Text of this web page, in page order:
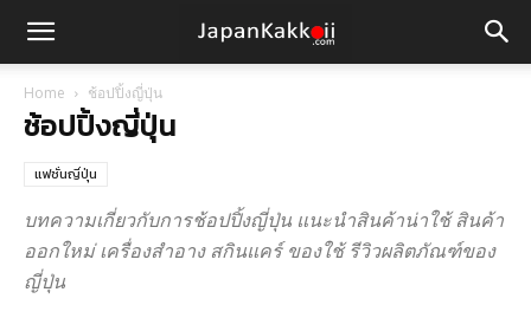
Home ช้อปปิ้งญี่ปุ่น
ช้อปปิ้งญี่ปุ่น
แฟชั่นญี่ปุ่น
บทความเกี่ยวกับการช้อปปิ้งญี่ปุ่น แนะนำสินค้าน่าใช้ สินค้า
ออกใหม่ เครื่องสำอาง สกินแคร์ ของใช้ รีวิวผลิตภัณฑ์ของ
ญี่ปุ่น